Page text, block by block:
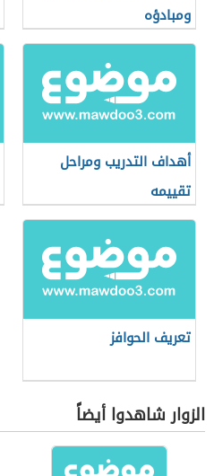
ومبادؤه
أهداف التدريب ومراحل
تقييمه
تعريف الحوافز
الزوار شاهدوا أيضاً